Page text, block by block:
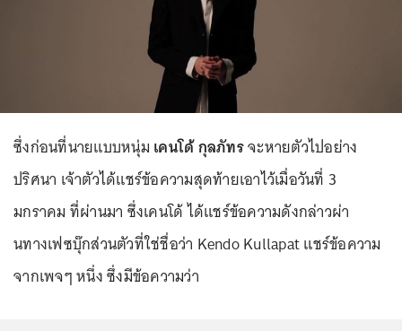
ซึ่งก่อนที่นายแบบหนุ่ม เคนโด้ กุลภัทรจะหายตัวไปอย่าง
ปริศนา เจ้าตัวได้แชร์ข้อความสุดท้ายเอาไว้เมื่อวันที่ 3
มกราคม ที่ผ่านมา ซึ่งเคนโด้ ได้แชร์ข้อความดังกล่าวผ่า
นทางเฟซบุ๊กส่วนตัวที่ใช่ชื่อว่า Kendo Kullapat แชร์ข้อความ
จากเพจๆ หนึ่ง ซึ่งมีข้อความว่า